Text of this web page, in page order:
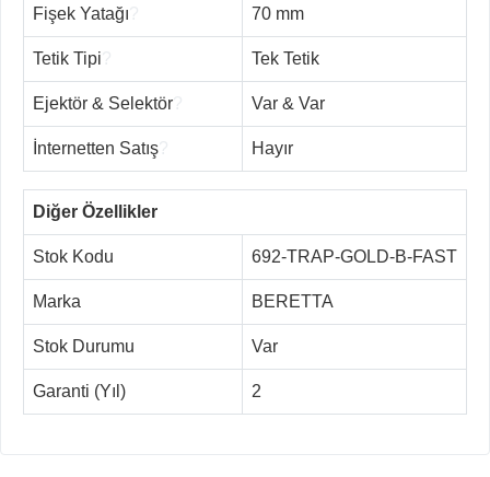
Fişek Yatağı 70 mm
Tetik Tipi Tek Tetik
Ejektör & Selektör Var & Var
İnternetten Satış Hayır
Diğer Özellikler
Stok Kodu 692-TRAP-GOLD-B-FAST
Marka BERETTA
Stok Durumu Var
Garanti (Yıl) 2